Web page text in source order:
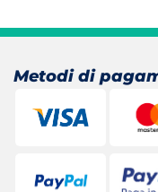
Metodi di